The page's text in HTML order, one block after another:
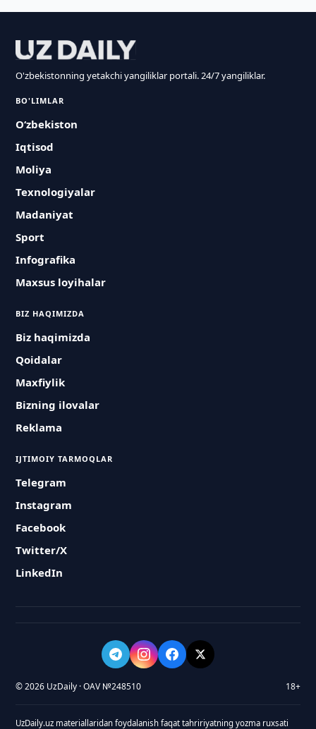
O'zbekistonning yetakchi yangiliklar portali. 24/7 yangiliklar.
BO'LIMLAR
O‘zbekiston
Iqtisod
Moliya
Texnologiyalar
Madaniyat
Sport
Infografika
Maxsus loyihalar
BIZ HAQIMIZDA
Biz haqimizda
Qoidalar
Maxfiylik
Bizning ilovalar
Reklama
IJTIMOIY TARMOQLAR
Telegram
Instagram
Facebook
Twitter/X
LinkedIn
© 2026 UzDaily · OAV №248510 18+
UzDaily.uz materiallaridan foydalanish faqat tahririyatning yozma ruxsati